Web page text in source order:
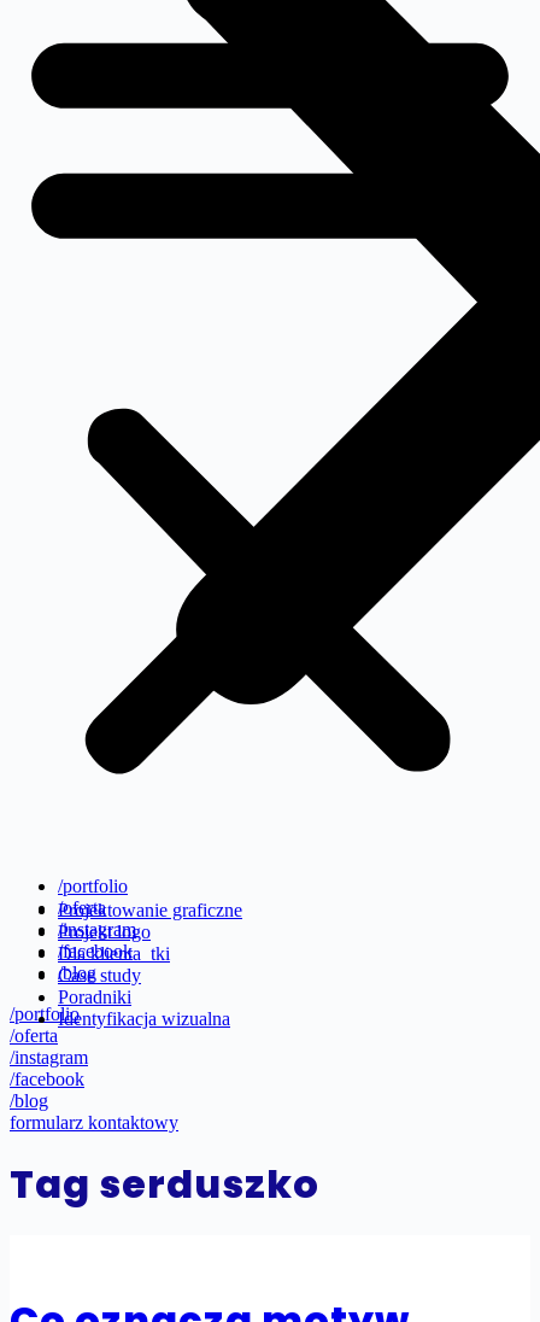
Projektowanie graficzne
Projekt logo
Dla klienta_tki
Case study
Poradniki
Identyfikacja wizualna
/portfolio
/oferta
/instagram
/facebook
/blog
/portfolio
/oferta
/instagram
/facebook
/blog
formularz kontaktowy
Tag serduszko